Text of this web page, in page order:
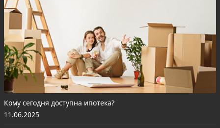
Кому сегодня доступна ипотека?
11.06.2025